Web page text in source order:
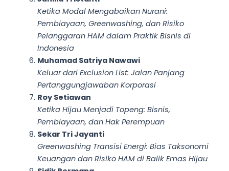
Ketika Modal Mengabaikan Nurani:
Pembiayaan, Greenwashing, dan Risiko
Pelanggaran HAM dalam Praktik Bisnis di
Indonesia
Muhamad Satriya Nawawi
Keluar dari Exclusion List: Jalan Panjang
Pertanggungjawaban Korporasi
Roy Setiawan
Ketika Hijau Menjadi Topeng: Bisnis,
Pembiayaan, dan Hak Perempuan
Sekar Tri Jayanti
Greenwashing Transisi Energi: Bias Taksonomi
Keuangan dan Risiko HAM di Balik Emas Hijau